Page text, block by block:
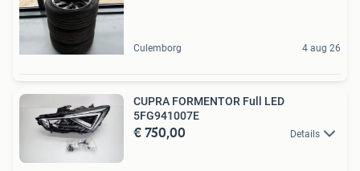
Culemborg 4 aug 26
CUPRA FORMENTOR Full LED
5FG941007E
€ 750,00 Details